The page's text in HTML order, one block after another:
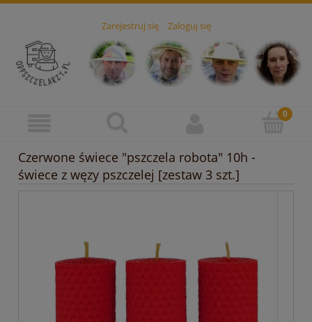
Zarejestruj się Zaloguj się
Czerwone świece "pszczela robota" 10h -
świece z węzy pszczelej [zestaw 3 szt.]